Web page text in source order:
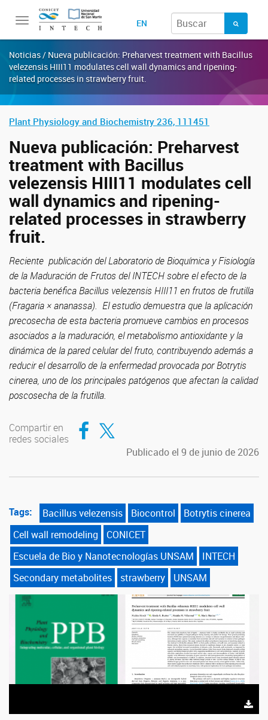
Toggle
EN
Noticias / Nueva publicación: Preharvest treatment with Bacillus
velezensis HIII11 modulates cell wall dynamics and ripening-
related processes in strawberry fruit.
Plant Physiology and Biochemistry 236, 111451
Nueva publicación: Preharvest
treatment with Bacillus
velezensis HIII11 modulates cell
wall dynamics and ripening-
related processes in strawberry
fruit.
Reciente publicación del Laboratorio de Bioquímica y Fisiología
de la Maduración de Frutos del INTECH sobreel efecto de la
bacteria benéfica Bacillus velezensis HIII11 en frutos de frutilla
(Fragaria × ananassa). El estudio demuestra que la aplicación
precosecha de esta bacteria promueve cambios en procesos
asociados a la maduración, el metabolismo antioxidante y la
dinámica de la pared celular del fruto, contribuyendo además a
reducir el desarrollo de la enfermedad provocada por Botrytis
cinerea, uno de los principales patógenos que afectan la calidad
poscosecha de la frutilla.
Compartir en
redes sociales
Compartir en Facebook
Compartir en Twitter
Publicado el 9 de junio de 2026
Tags: Bacillus velezensis Biocontrol
Botrytis cinerea
Cell wall remodeling
CONICET
Escuela de Bio y Nanotecnologías UNSAM
INTECH
Secondary metabolites
strawberry UNSAM